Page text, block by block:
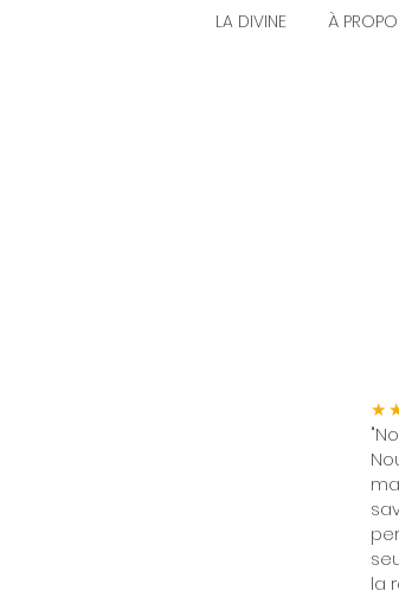
LA DIVINE À
la